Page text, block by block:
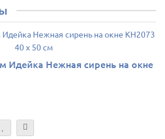
Идейка Нежная сирень на окне